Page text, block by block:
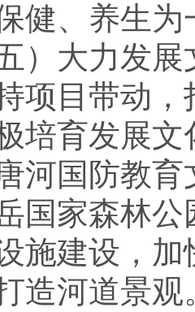
健、养生
大力发展
目带动，打
培育发展
河国防教
国家森林
施建设，
造河道景观